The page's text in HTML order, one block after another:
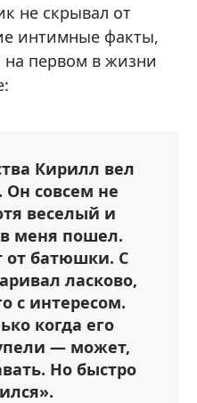
не скрывал от
интимные факты,
первом в жизни
Кирилл вел
Он совсем не
веселый и
меня пошел.
от батюшки. С
ласково,
с интересом.
когда его
— может,
Но быстро